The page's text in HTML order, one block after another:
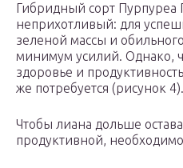
Гибридный сорт Пурпуреа
неприхотливый: для
зеленой массы и
минимум усилий. Однако,
здоровье и
же потребуется (рисунок 4).
Чтобы лиана дольше
продуктивной,